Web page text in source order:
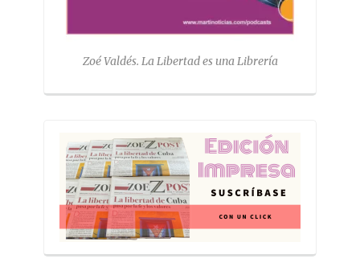
Zoé Valdés. La Libertad es una Librería